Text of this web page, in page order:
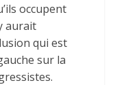
occupent
aurait
qui est
sur la